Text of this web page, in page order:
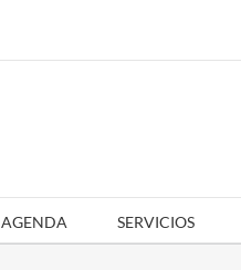
AGENDA SERVICIOS